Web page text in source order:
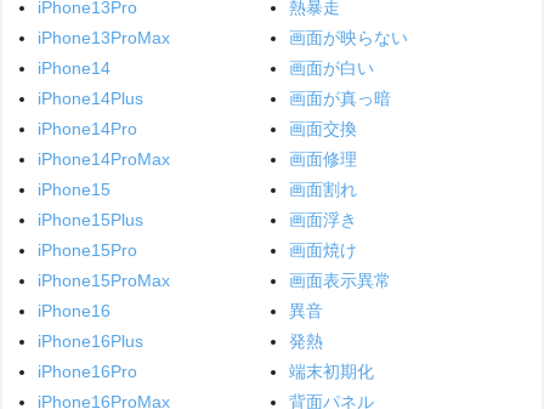
iPhone13Pro
iPhone13ProMax
iPhone14
iPhone14Plus
iPhone14Pro
iPhone14ProMax
iPhone15
iPhone15Plus
iPhone15Pro
iPhone15ProMax
iPhone16
iPhone16Plus
iPhone16Pro
iPhone16ProMax
熱暴走
画面が映らない
画面が白い
画面が真っ暗
画面交換
画面修理
画面割れ
画面浮き
画面焼け
画面表示異常
異音
発熱
端末初期化
背面パネル